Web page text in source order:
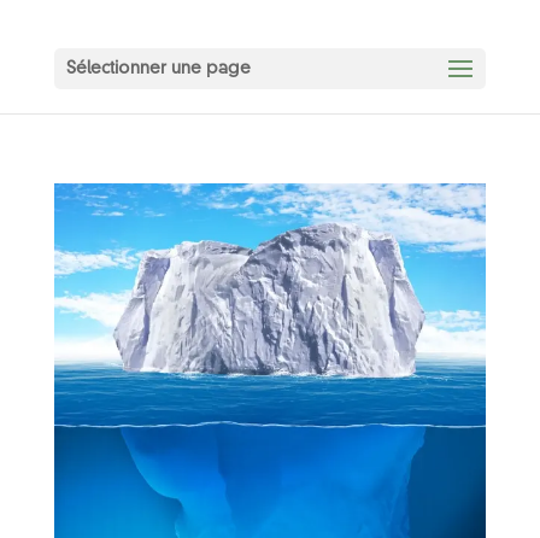
Sélectionner une page